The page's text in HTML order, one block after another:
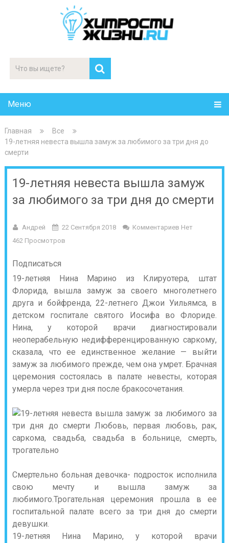
Меню
Главная
Все
19-летняя невеста вышла замуж за любимого за три дня до
смерти
19-летняя невеста вышла замуж
за любимого за три дня до смерти
Андрей 22 Сентября 2018
Комментариев Нет
462 Просмотров
Подписаться
19-летняя Нина Марино из Клируотера, штат
Флорида, вышла замуж за своего многолетнего
друга и бойфренда, 22-летнего Джои Уильямса, в
детском госпитале святого Иосифа во Флориде.
Нина, у которой врачи диагностировали
неоперабельную недифференцированную саркому,
сказала, что ее единственное желание — выйти
замуж за любимого прежде, чем она умрет. Брачная
церемония состоялась в палате невесты, которая
умерла через три дня после бракосочетания.
Смертельно больная девочка- подросток исполнила
свою мечту и вышла замуж за
любимого.Трогательная церемония прошла в ее
госпитальной палате всего за три дня до смерти
девушки.
19-летняя Нина Марино, у которой врачи